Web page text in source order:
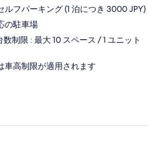
ルフパーキング (1 泊につき 3000 JPY)
の駐車場
制限 : 最大 10 スペース / 1 ユニット
車高制限が適用されます